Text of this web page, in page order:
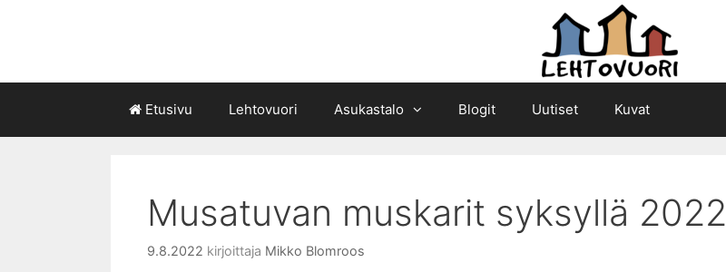
Etusivu Lehtovuori Asukastalo Blogit Uutiset Kuvat
Musatuvan muskarit syksyllä 2022
9.8.2022 kirjoittaja Mikko Blomroos